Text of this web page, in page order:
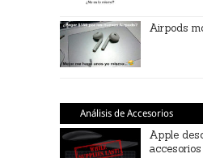
Airpods
Análisis de Accesorios
Apple